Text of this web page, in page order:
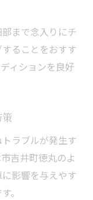
まで念入りにチ
ることをおすす
ィションを良好
ラブルが発生す
吉井町徳丸のよ
影響を与えやす
。